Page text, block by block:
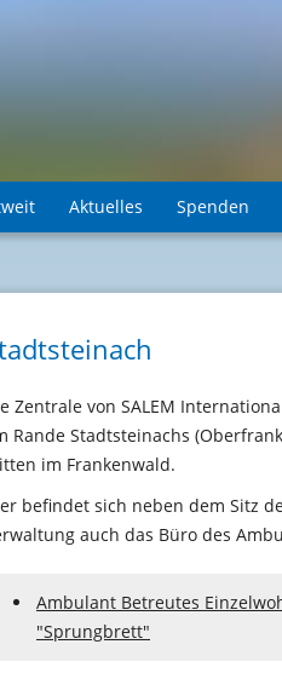
Aktuelles Spenden
Zentrale von SALEM
Rande Stadtsteinachs
im Frankenwald.
befindet sich neben dem Sitz
auch das Büro des
Ambulant Betreutes
"Sprungbrett"